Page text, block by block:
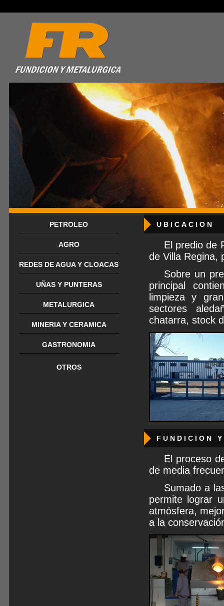
ACEROS COMUNES, ALEADOS E
PETROLEO
AGRO
REDES DE AGUA Y CLOACAS
UÑAS Y PUNTERAS
METALURGICA
MINERIA Y CERAMICA
GASTRONOMIA
OTROS
UBICACION
El predio de
de Villa Regina,
Sobre un
principal
limpieza y
sectores
chatarra, stock
FUNDICION
El proceso
de media
Sumado a
permite lograr
atmósfera,
a la